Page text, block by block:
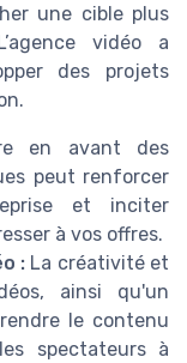
une cible plus
vidéo a
des projets
en avant des
peut renforcer
et inciter
à vos offres.
:La créativité et
ainsi qu'un
le contenu
spectateurs à